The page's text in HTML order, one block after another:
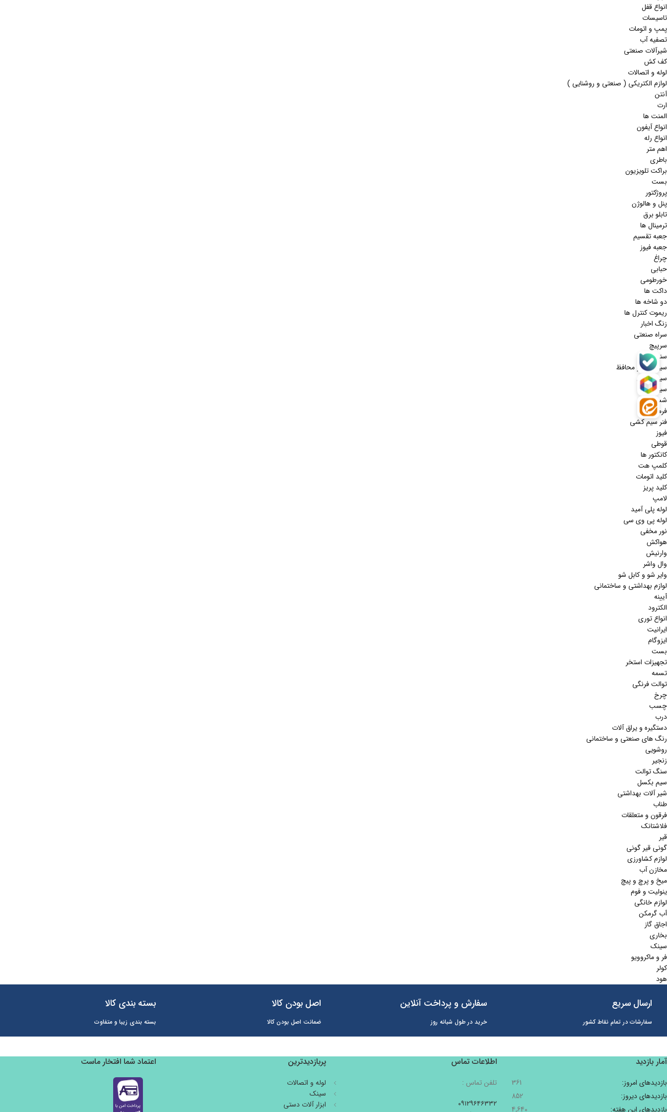
انواع قفل
تاسیسات
پمپ و اتومات
تصفیه آب
شیرآلات صنعتی
کف کش
لوله و اتصالات
لوازم الکتریکی ( صنعتی و روشنایی )
آنتن
ارت
المنت ها
انواع آیفون
انواع رله
اهم متر
باطری
براکت تلویزیون
بست
پروژکتور
پنل و هالوژن
تابلو برق
ترمینال ها
جعبه تقسیم
جعبه فیوز
چراغ
حبابی
خورطومی
داکت ها
دو شاخه ها
ریموت کنترل ها
زنگ اخبار
سراه صنعتی
سرپیچ
سنسور ها
سیم سیار و محافظ
سیم و کابل
سینی کابل
شستی ها
فرمان
فنر سیم کشی
فیوز
قوطی
کانکتور ها
کلمپ هت
کلید اتومات
کلید پریز
لامپ
لوله پلی آمید
لوله پی وی سی
نور مخفی
هواکش
وارنیش
وال واشر
وایر شو و کابل شو
لوازم بهداشتی و ساختمانی
آیینه
الکترود
انواع توری
ایرانیت
ایزوگام
بست
تجهیزات استخر
تسمه
توالت فرنگی
چرخ
چسب
درب
دستگیره و یراق آلات
رنگ های صنعتی و ساختمانی
روشویی
زنجیر
سنگ توالت
سیم بکسل
شیر آلات بهداشتی
طناب
فرقون و متعلقات
فلاشتانک
قیر
گونی قیر گونی
لوازم کشاورزی
مخازن آب
میخ و پرچ و پیچ
ینولیت و فوم
لوازم خانگی
آب گرمکن
اجاق گاز
بخاری
سینک
فر و ماکروویو
کولر
هود
ارسال سریع
سفارشات در تمام نقاط کشور
سفارش و پرداخت آنلاین
خرید در طول شبانه روز
اصل بودن کالا
ضمانت اصل بودن کالا
بسته بندی کالا
بسته بندی زیبا و متفاوت
آمار بازدید
بازدیدهای امروز:
361
بازدیدهای دیروز:
852
بازدیدهای این هفته:
4,640
اطلاعات تماس
تلفن تماس :
۰۹۱۲۹۶۴۶۳۳۲
پربازدیدترین
لوله و اتصالات
سینک
ابزار آلات دستی
اعتماد شما افتخار ماست